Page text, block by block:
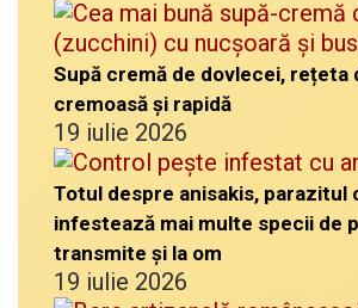
Supă cremă de dovlecei, rețeta
cremoasă și rapidă
19 iulie 2026
Totul despre anisakis, parazitul
infestează mai multe specii de
transmite și la om
19 iulie 2026